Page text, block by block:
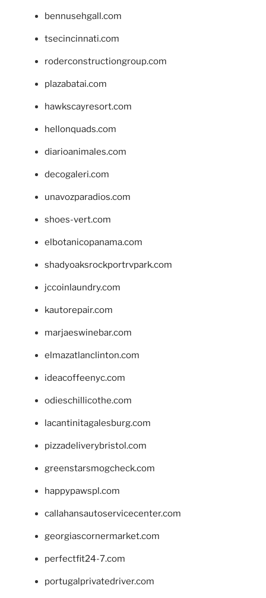
bennusehgall.com
tsecincinnati.com
roderconstructiongroup.com
plazabatai.com
hawkscayresort.com
hellonquads.com
diarioanimales.com
decogaleri.com
unavozparadios.com
shoes-vert.com
elbotanicopanama.com
shadyoaksrockportrvpark.com
jccoinlaundry.com
kautorepair.com
marjaeswinebar.com
elmazatlanclinton.com
ideacoffeenyc.com
odieschillicothe.com
lacantinitagalesburg.com
pizzadeliverybristol.com
greenstarsmogcheck.com
happypawspl.com
callahansautoservicecenter.com
georgiascornermarket.com
perfectfit24-7.com
portugalprivatedriver.com